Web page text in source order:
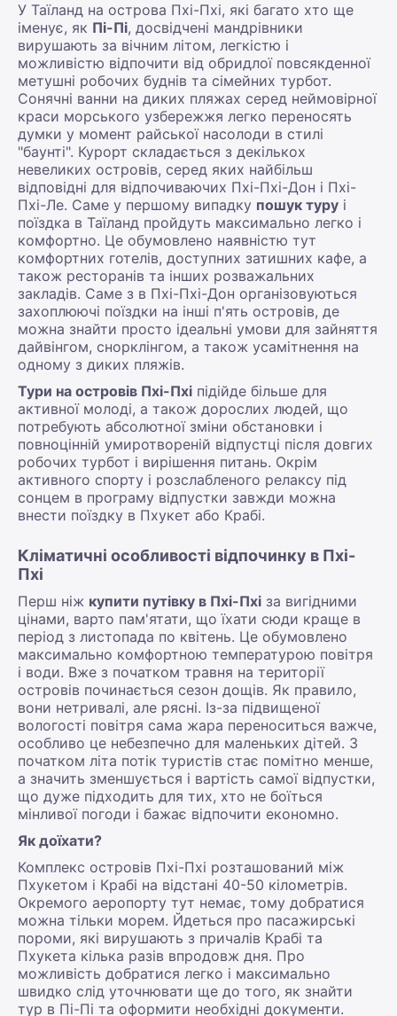
У Таїланд на острова Пхі-Пхі, які багато хто ще
іменує, як Пі-Пі, досвідчені мандрівники
вирушають за вічним літом, легкістю і
можливістю відпочити від обридлої повсякденної
метушні робочих буднів та сімейних турбот.
Сонячні ванни на диких пляжах серед неймовірної
краси морського узбережжя легко переносять
думки у момент райської насолоди в стилі
"баунті". Курорт складається з декількох
невеликих островів, серед яких найбільш
відповідні для відпочиваючих Пхі-Пхі-Дон і Пхі-
Пхі-Ле. Саме у першому випадку пошук туру і
поїздка в Таїланд пройдуть максимально легко і
комфортно. Це обумовлено наявністю тут
комфортних готелів, доступних затишних кафе, а
також ресторанів та інших розважальних
закладів. Саме з в Пхі-Пхі-Дон організовуються
захоплюючі поїздки на інші п'ять островів, де
можна знайти просто ідеальні умови для зайняття
дайвінгом, снорклінгом, а також усамітнення на
одному з диких пляжів.
Тури на островів Пхі-Пхі підійде більше для
активної молоді, а також дорослих людей, що
потребують абсолютної зміни обстановки і
повноцінній умиротвореній відпустці після довгих
робочих турбот і вирішення питань. Окрім
активного спорту і розслабленого релаксу під
сонцем в програму відпустки завжди можна
внести поїздку в Пхукет або Крабі.
Кліматичні особливості відпочинку в Пхі-
Пхі
Перш ніж купити путівку в Пхі-Пхі за вигідними
цінами, варто пам'ятати, що їхати сюди краще в
період з листопада по квітень. Це обумовлено
максимально комфортною температурою повітря
і води. Вже з початком травня на території
островів починається сезон дощів. Як правило,
вони нетривалі, але рясні. Із-за підвищеної
вологості повітря сама жара переноситься важче,
особливо це небезпечно для маленьких дітей. З
початком літа потік туристів стає помітно менше,
а значить зменшується і вартість самої відпустки,
що дуже підходить для тих, хто не боїться
мінливої погоди і бажає відпочити економно.
Як доїхати?
Комплекс островів Пхі-Пхі розташований між
Пхукетом і Крабі на відстані 40-50 кілометрів.
Окремого аеропорту тут немає, тому добратися
можна тільки морем. Йдеться про пасажирські
пороми, які вирушають з причалів Крабі та
Пхукета кілька разів впродовж дня. Про
можливість добратися легко і максимально
швидко слід уточнювати ще до того, як знайти
тур в Пі-Пі та оформити необхідні документи.